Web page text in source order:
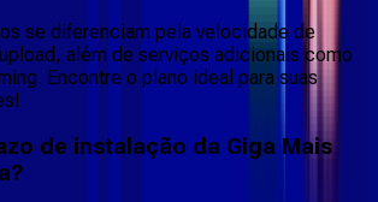
se diferenciam pela velocidade de
além de serviços adicionais como
Encontre o plano ideal para suas
de instalação da Giga Mais